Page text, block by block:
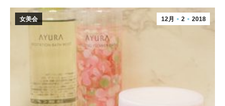
12月 2 2018
女美会